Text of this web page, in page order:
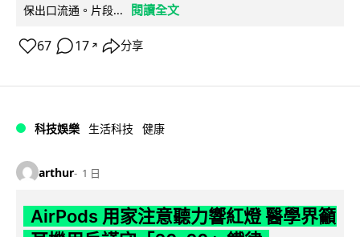
保出口流通。片段...
閱讀全文
67 17 ↗ 分享
科技娛樂 生活科技 健康
arthur 1 日
AirPods 用家注意聽力響紅燈 醫學界籲